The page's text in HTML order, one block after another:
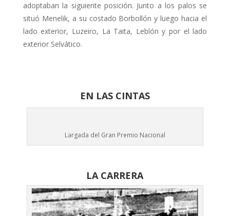
adoptaban la siguiente posi­ción. Junto a los palos se
situó Menelik, a su costado Borbollón y luego hacia el
lado exterior, Luzeiro, La Taita, Leblón y por el lado
exterior Selvático.
EN LAS CINTAS
Largada del Gran Premio Nacional
LA CARRERA